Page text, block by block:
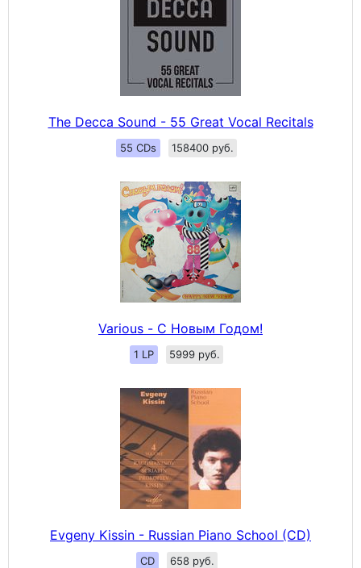
The Decca Sound - 55 Great Vocal Recitals
55 CDs 158400 руб.
Various - С Новым Годом!
1 LP 5999 руб.
Evgeny Kissin - Russian Piano School (CD)
CD 658 руб.